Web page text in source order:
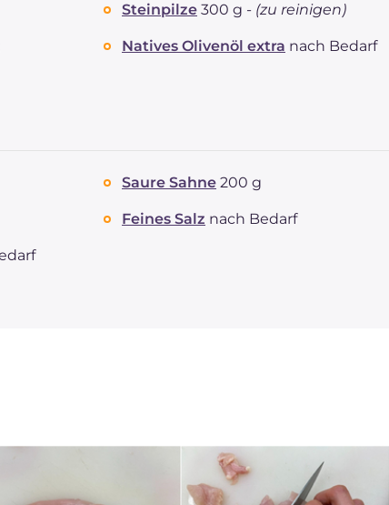
Steinpilze 300 g - (zu reinigen)
Natives Olivenöl extra nach Bedarf
Saure Sahne 200 g
Feines Salz nach Bedarf